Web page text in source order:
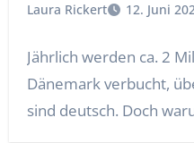
Laura Rickert 12. Juni
Jährlich werden ca. 2
Dänemark verbucht,
sind deutsch. Doch